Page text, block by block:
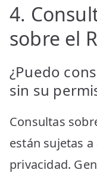
4.
sobre el
¿Puedo
sin su
Consultas
están sujetas
privacidad.